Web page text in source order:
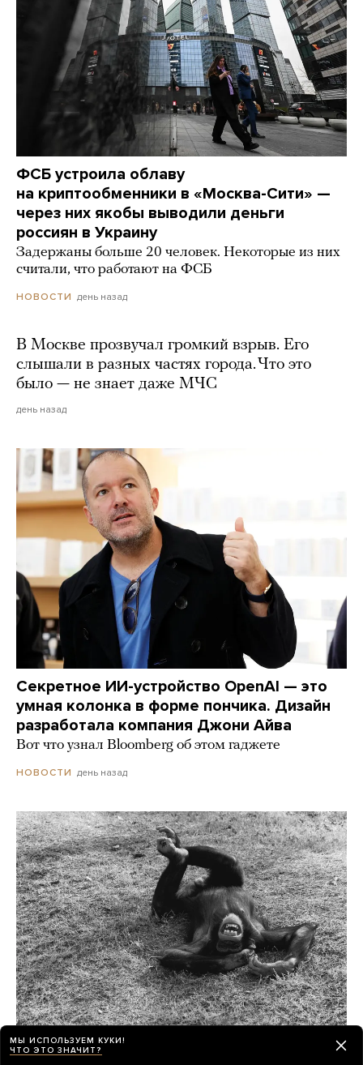
ФСБ устроила облаву
на криптообменники в «Москва-Сити» —
через них якобы выводили деньги
россиян в Украину
Задержаны больше 20 человек. Некоторые из них
считали, что работают на ФСБ
НОВОСТИ день назад
В Москве прозвучал громкий взрыв. Его
слышали в разных частях города. Что это
было — не знает даже МЧС
день назад
Секретное ИИ-устройство OpenAI — это
умная колонка в форме пончика. Дизайн
разработала компания Джони Айва
Вот что узнал Bloomberg об этом гаджете
НОВОСТИ день назад
Шимпанзе и гориллы умеют смеяться как
МЫ ИСПОЛЬЗУЕМ КУКИ!
ЧТО ЭТО ЗНАЧИТ?